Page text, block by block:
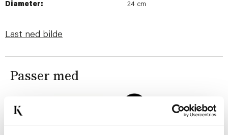
Diameter:
24 cm
Last ned bilde
Passer med